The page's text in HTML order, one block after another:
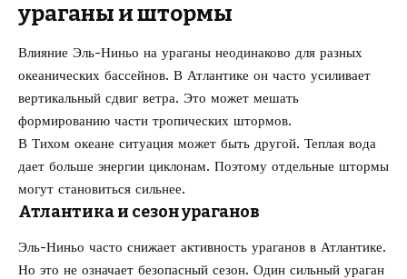
ураганы и штормы
Влияние Эль-Ниньо на ураганы неодинаково для разных
океанических бассейнов. В Атлантике он часто усиливает
вертикальный сдвиг ветра. Это может мешать
формированию части тропических штормов.
В Тихом океане ситуация может быть другой. Теплая вода
дает больше энергии циклонам. Поэтому отдельные штормы
могут становиться сильнее.
Атлантика и сезон ураганов
Эль-Ниньо часто снижает активность ураганов в Атлантике.
Но это не означает безопасный сезон. Один сильный ураган